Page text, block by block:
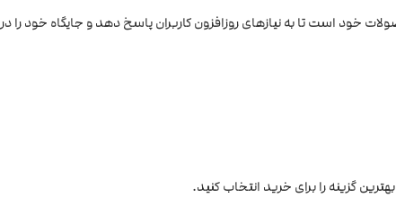
خود است تا به نیازهای روزافزون کاربران پاسخ دهد و جایگاه خود را در
گزینه را برای خرید انتخاب کنید.